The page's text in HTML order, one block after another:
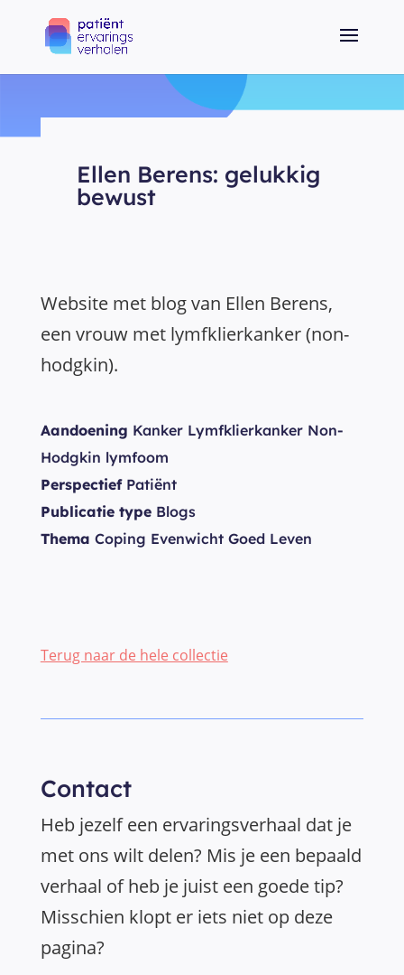
Ellen Berens: gelukkig
bewust
Website met blog van Ellen Berens,
een vrouw met lymfklierkanker (non-
hodgkin).
Aandoening Kanker Lymfklierkanker Non-
Hodgkin lymfoom
PerspectiefPatiënt
Publicatie type Blogs
Thema Coping Evenwicht Goed Leven
Terug naar de hele collectie
Contact
Heb jezelf een ervaringsverhaal dat je
met ons wilt delen? Mis je een bepaald
verhaal of heb je juist een goede tip?
Misschien klopt er iets niet op deze
pagina?